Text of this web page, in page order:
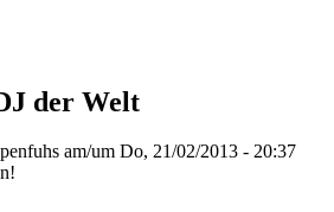
der Welt
am/um Do, 21/02/2013 - 20:37